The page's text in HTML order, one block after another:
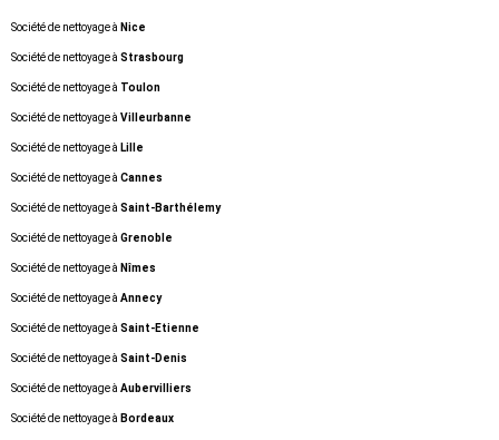
Société de nettoyage à Nice
Société de nettoyage à Strasbourg
Société de nettoyage à Toulon
Société de nettoyage à Villeurbanne
Société de nettoyage à Lille
Société de nettoyage à Cannes
Société de nettoyage à Saint-Barthélemy
Société de nettoyage à Grenoble
Société de nettoyage à Nîmes
Société de nettoyage à Annecy
Société de nettoyage à Saint-Etienne
Société de nettoyage à Saint-Denis
Société de nettoyage à Aubervilliers
Société de nettoyage à Bordeaux